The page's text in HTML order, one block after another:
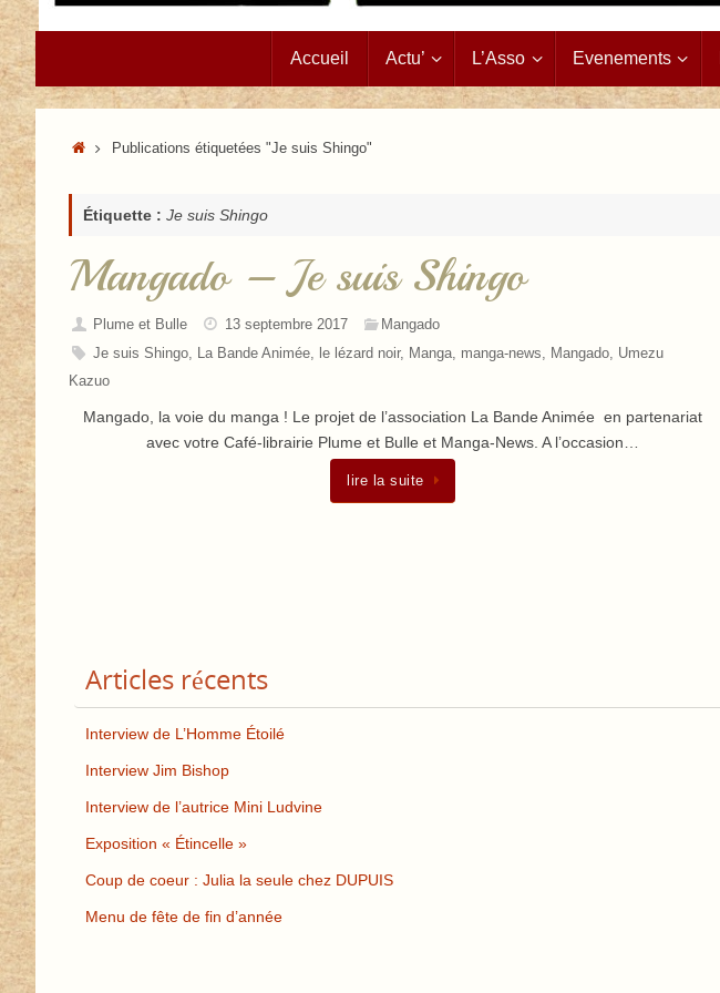
au
contenu
Accueil Actu’ L’Asso Evenements
AccueilPublications étiquetées "Je suis Shingo"
Étiquette : Je suis Shingo
Mangado – Je suis Shingo
Plume et Bulle 13 septembre 2017
Mangado
Je suis Shingo, La Bande Animée, le lézard noir, Manga, manga-news, Mangado, Umezu
Kazuo
Mangado, la voie du manga ! Le projet de l’association La Bande Animée en partenariat
avec votre Café-librairie Plume et Bulle et Manga-News. A l’occasion…
lire la suite
Articles récents
Interview de L’Homme Étoilé
Interview Jim Bishop
Interview de l’autrice Mini Ludvine
Exposition « Étincelle »
Coup de coeur : Julia la seule chez DUPUIS
Menu de fête de fin d’année